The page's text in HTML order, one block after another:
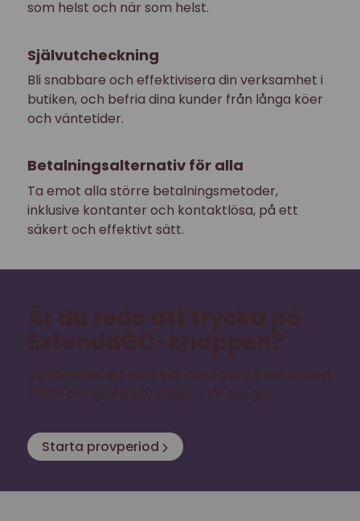
som helst och när som helst.
Självutcheckning
Bli snabbare och effektivisera din verksamhet i
butiken, och befria dina kunder från långa köer
och väntetider.
Betalningsalternativ för alla
Ta emot alla större betalningsmetoder,
inklusive kontanter och kontaktlösa, på ett
säkert och effektivt sätt.
Är du redo att trycka på
ExtendaGO-knappen?
Du kommer att vara klar med bara 3 enkla steg.
Prova det gratis i 30 dagar - låt oss gå!
Starta provperiod